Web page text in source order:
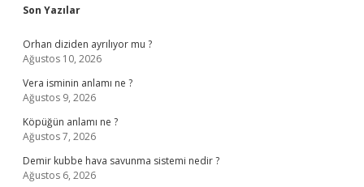
Sidebar
Son Yazılar
Orhan diziden ayrılıyor mu ?
Ağustos 10, 2026
Vera isminin anlamı ne ?
Ağustos 9, 2026
Köpüğün anlamı ne ?
Ağustos 7, 2026
Demir kubbe hava savunma sistemi nedir ?
Ağustos 6, 2026